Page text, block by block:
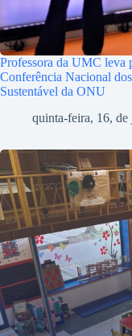
Professora da UMC leva
Conferência Nacional
Sustentável da ONU
quinta-feira, 16,